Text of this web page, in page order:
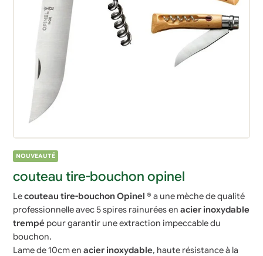
NOUVEAUTÉ
couteau tire-bouchon opinel
Lecouteau tire-bouchon Opinel ® a une mèche de qualité
professionnelle avec 5 spires rainurées enacier inoxydable
trempé pour garantir une extraction impeccable du
bouchon.
Lame de 10cm enacier inoxydable, haute résistance à la